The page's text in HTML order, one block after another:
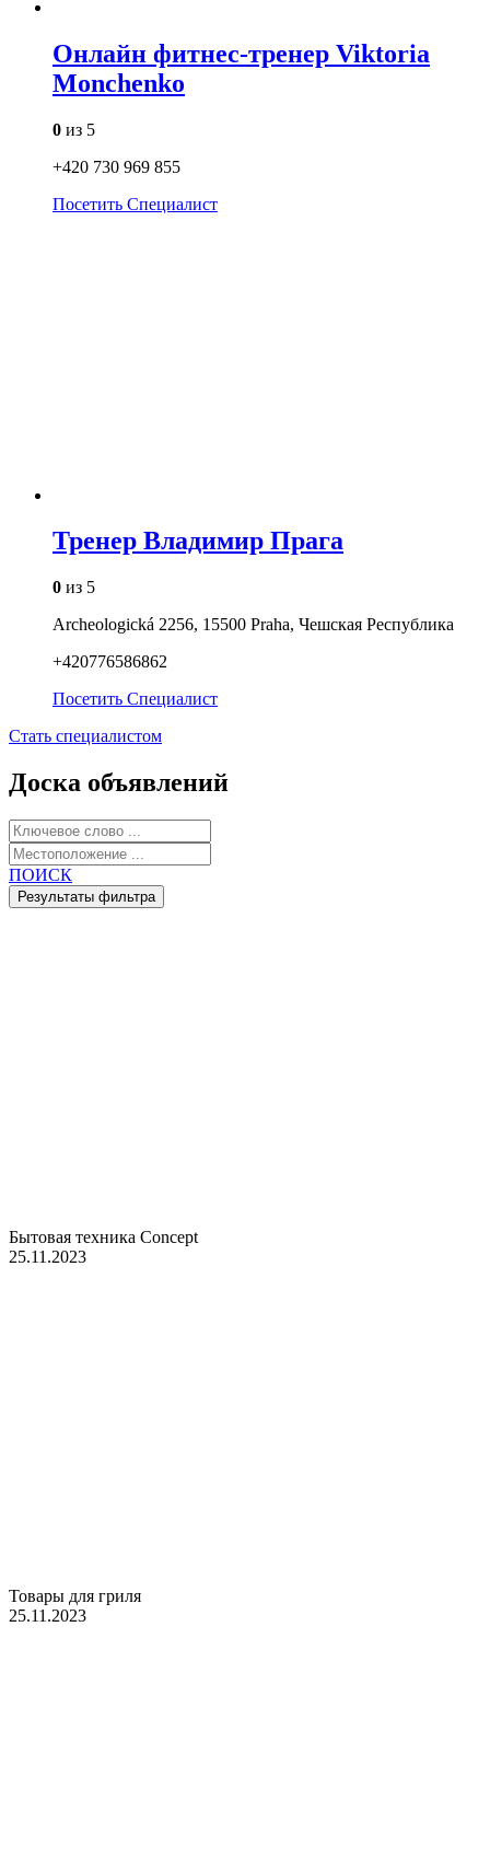
Онлайн фитнес-тренер Viktoria
Monchenko
0 из 5
+420 730 969 855
Посетить Специалист
Тренер Владимир Прага
0 из 5
Archeologická 2256, 15500 Praha, Чешская Республика
+420776586862
Посетить Специалист
Стать специалистом
Доска объявлений
ПОИСК
Бытовая техника Concept
25.11.2023
Товары для гриля
25.11.2023